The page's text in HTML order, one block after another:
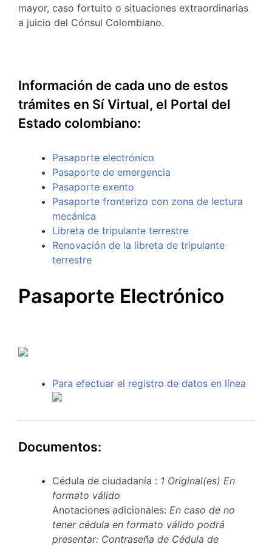
mayor, caso fortuito o situaciones extraordinarias
a juicio del Cónsul Colombiano.
Información de cada uno de estos
trámites en Sí Virtual, el Portal del
Estado colombiano:
Pasaporte electrónico
Pasaporte de emergencia
Pasaporte exento
Pasaporte fronterizo con zona de lectura
mecánica
Libreta de tripulante terrestre
Renovación de la libreta de tripulante
terrestre
Pasaporte Electrónico
Para efectuar el registro de datos en línea
Documentos:
Cédula de ciudadanía : 1 Original(es) En
formato válido
Anotaciones adicionales: En caso de no
tener cédula en formato válido podrá
presentar: Contraseña de Cédula de